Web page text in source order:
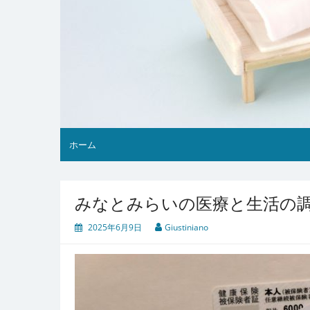
ホーム
みなとみらいの医療と生活の
2025年6月9日 Giustiniano